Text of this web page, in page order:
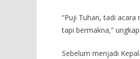
“Puji Tuhan, tadi
tapi bermakna,”
Sebelum menjadi